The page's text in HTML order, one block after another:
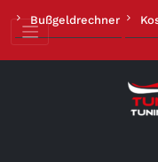
Inhalt
springen
Bußgeldrechner